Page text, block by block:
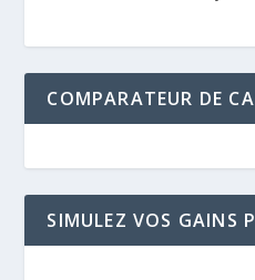
COMPARATEUR DE
SIMULEZ VOS GAINS